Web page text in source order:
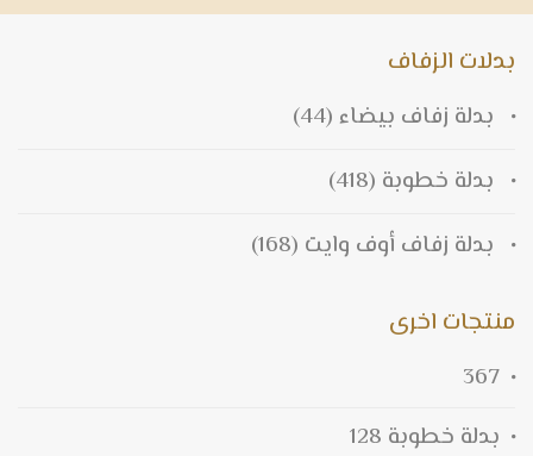
بدلات الزفاف
بدلة زفاف بيضاء (44)
بدلة خطوبة (418)
بدلة زفاف أوف وايت (168)
منتجات اخرى
367
بدلة خطوبة 128